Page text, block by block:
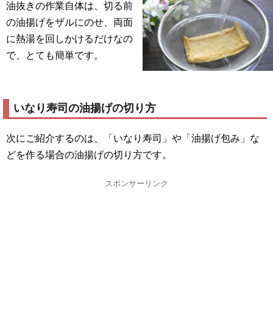
油抜きの作業自体は、切る前
の油揚げをザルにのせ、両面
に熱湯を回しかけるだけなの
で、とても簡単です。
いなり寿司の油揚げの切り方
次にご紹介するのは、「いなり寿司」や「油揚げ包み」な
どを作る場合の油揚げの切り方です。
スポンサーリンク